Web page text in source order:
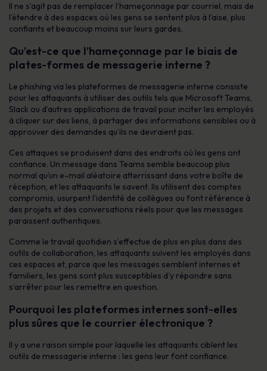
Il ne s’agit pas de remplacer l’hameçonnage par courriel, mais de
l’étendre à des espaces où les gens se sentent plus à l’aise, plus
confiants et beaucoup moins sur leurs gardes.
Qu’est-ce que l’hameçonnage par le biais de
plates-formes de messagerie interne ?
Le phishing via les plateformes de messagerie interne consiste
pour les attaquants à utiliser des outils tels que Microsoft Teams,
Slack ou d’autres applications de travail pour inciter les employés
à cliquer sur des liens, à partager des informations sensibles ou à
approuver des demandes qu’ils ne devraient pas.
Ces attaques se produisent dans des endroits où les gens ont
confiance. Un message dans Teams semble beaucoup plus
normal qu’un e-mail aléatoire atterrissant dans votre boîte de
réception, et les attaquants le savent. Ils utilisent des comptes
compromis, usurpent l’identité de collègues ou font référence à
des projets et des conversations réels pour que les messages
paraissent authentiques.
Comme le travail quotidien s’effectue de plus en plus dans des
outils de collaboration, les attaquants suivent les employés dans
ces espaces et, parce que les messages semblent internes et
familiers, les gens sont plus susceptibles d’y répondre sans
s’arrêter pour les remettre en question.
Pourquoi les plateformes internes sont-elles
plus sûres que le courrier électronique ?
Il y a une raison simple pour laquelle les attaquants ciblent les
outils de messagerie interne : les gens leur font confiance.